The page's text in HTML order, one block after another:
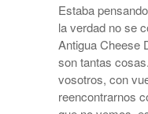
Estaba
la verdad no se
Antigua Cheese
son tantas
vosotros, con
reencontrarnos